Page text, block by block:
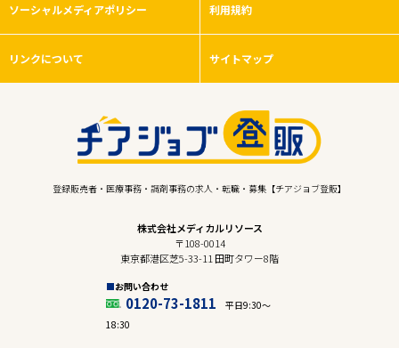
ソーシャルメディアポリシー 利用規約
リンクについて サイトマップ
登録販売者・医療事務・調剤事務の求人・転職・募集【チアジョブ登販】
株式会社メディカルリソース
〒108-0014
東京都港区芝5-33-11 田町タワー8階
お問い合わせ
0120-73-1811
平日9:30〜
18:30